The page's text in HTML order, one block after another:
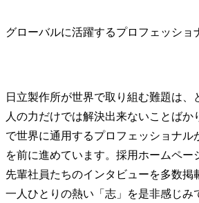
グローバルに活躍するプロフェッショ
日立製作所が世界で取り組む難題は、
人の力だけでは解決出来ないことばか
で世界に通用するプロフェッショナル
を前に進めています。採用ホームペー
先輩社員たちのインタビューを多数掲
一人ひとりの熱い「志」を是非感じみ